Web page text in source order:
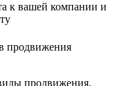
к вашей компании и
продвижения,